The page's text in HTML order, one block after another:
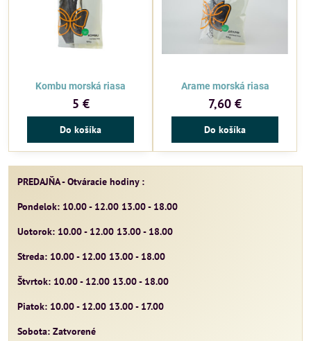
Kombu morská riasa
5 €
Do košíka
Arame morská riasa
7,60 €
Do košíka
PREDAJŇA - Otváracie hodiny :
Pondelok: 10.00 - 12.00 13.00 - 18.00
Uotorok: 10.00 - 12.00 13.00 - 18.00
Streda: 10.00 - 12.00 13.00 - 18.00
Štvrtok: 10.00 - 12.00 13.00 - 18.00
Piatok: 10.00 - 12.00 13.00 - 17.00
Sobota: Zatvorené